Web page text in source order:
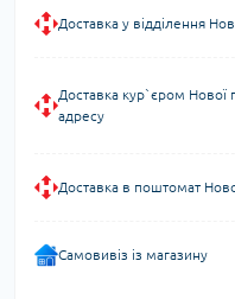
Доставка у відділення
Доставка кур`єром Нової
адресу
Доставка в поштомат
Самовивіз із магазину